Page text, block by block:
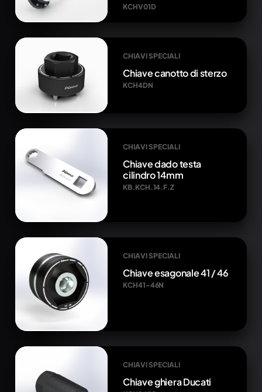
KCHV01D
CHIAVI SPECIALI
Chiave canotto di sterzo
KCH4DN
CHIAVI SPECIALI
Chiave dado testa
cilindro 14mm
KB.KCH.14.F.Z
CHIAVI SPECIALI
Chiave esagonale 41 / 46
KCH41-46N
CHIAVI SPECIALI
Chiave ghiera Ducati